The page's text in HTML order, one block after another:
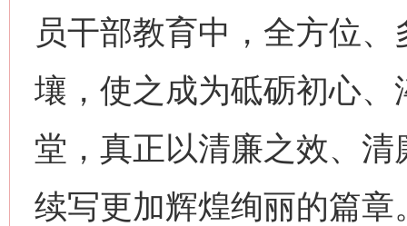
员干部教育中，全方位
壤，使之成为砥砺初心
堂，真正以清廉之效、
续写更加辉煌绚丽的篇章